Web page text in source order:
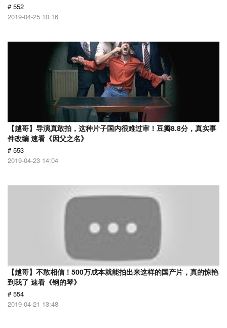
# 552
2019-04-25 10:16
【越哥】导演真敢拍，这种片子国内很难过审！豆瓣8.8分，真实事
件改编 速看《因父之名》
# 553
2019-04-23 14:04
【越哥】不敢相信！500万成本就能拍出来这样的国产片，真的惊艳
到我了 速看《钢的琴》
# 554
2019-04-21 13:48